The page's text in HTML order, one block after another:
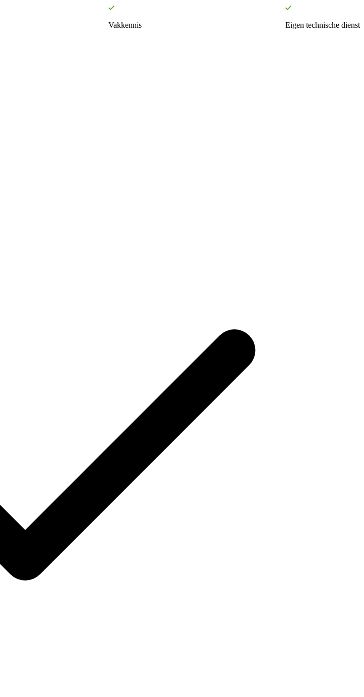
Vakkennis Eigen technische dienst